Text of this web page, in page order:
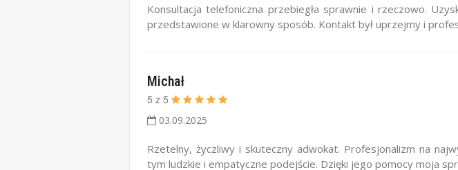
Konsultacja telefoniczna przebiegła sprawnie i rzeczowo.
przedstawione w klarowny sposób. Kontakt był uprzejmy i
Michał
5 z 5
03.09.2025
Rzetelny, życzliwy i skuteczny adwokat. Profesjonalizm na
tym ludzkie i empatyczne podejście. Dzięki jego pomocy moja